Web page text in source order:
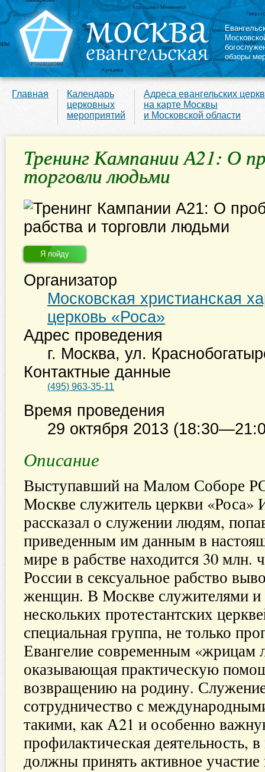
обзоры
Главная
Календарь
церковных
мероприятий
Адреса евангельских
на карте Москвы
и Московской области
Тренинг Кампании А21: О
торговли людьми
Я пойду
Организатор
Московская христианская
церковь «Роса»
Адрес проведения
г. Москва, ул.
Контактные данные
(495) 963-35-11
Время проведения
29 октября 2013
Описание
Выступавший на Малом Соборе
Москве служитель церкви «Роса»
рассказал о служении людям,
приведенным им данным в
мире в рабстве находится 30 млн.
России в сексуальное рабство
женщин. В Москве служителями
нескольких протестантских
специальная группа, не только
Евангелие современным «жрицам
оказывающая практическую
возвращению на родину.
сотрудничество с
такими, как А21 и особенно
профилактическая деятельность,
должны принять активное участие